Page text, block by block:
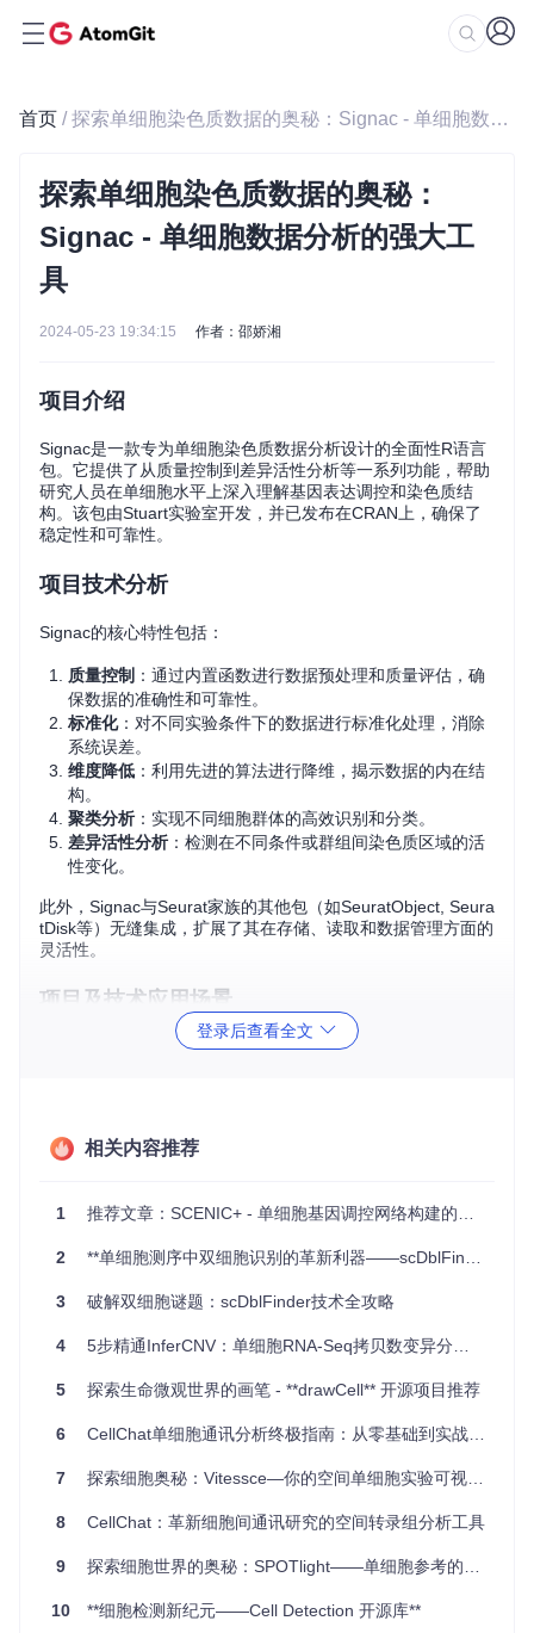
首页 / 探索单细胞染色质数据的奥秘：Signac - 单细胞数据分析的强大工具
探索单细胞染色质数据的奥秘：
Signac - 单细胞数据分析的强大工
具
2024-05-23 19:34:15 作者：邵娇湘
项目介绍
Signac是一款专为单细胞染色质数据分析设计的全面性R语言
包。它提供了从质量控制到差异活性分析等一系列功能，帮助
研究人员在单细胞水平上深入理解基因表达调控和染色质结
构。该包由Stuart实验室开发，并已发布在CRAN上，确保了
稳定性和可靠性。
项目技术分析
Signac的核心特性包括：
质量控制 ：通过内置函数进行数据预处理和质量评估，确
保数据的准确性和可靠性。
标准化：对不同实验条件下的数据进行标准化处理，消除
系统误差。
维度降低 ：利用先进的算法进行降维，揭示数据的内在结
构。
聚类分析：实现不同细胞群体的高效识别和分类。
差异活性分析：检测在不同条件或群组间染色质区域的活
性变化。
此外，Signac与Seurat家族的其他包（如SeuratObject, Seura
tDisk等）无缝集成，扩展了其在存储、读取和数据管理方面的
灵活性。
项目及技术应用场景
Signac广泛应用于生命科学领域，特别是在：
发育生物学：追踪胚胎发育过程中的细胞分化和基因调控。
药物研发：理解和预测药物作用的细胞特异性模式。
异。
项目特点
易用性：Signac提供直观的API和详细文档，方便新手快
速上手。
全面性：覆盖单细胞染色质分析的全部流程，无需额外依
赖多个工具。
社区支持：活跃的开发者社区定期更新和维护，且提供问
可扩展性：与Seurat家族紧密集成，可与其他生物信息学
Signac无疑是你的首选。立即安装并探索这个富有潜力的工
登录后查看全文
相关内容推荐
1 推荐文章：SCENIC+ - 单细胞基因调控网络构建的利器
2 **单细胞测序中双细胞识别的革新利器——scDblFinder**
3 破解双细胞谜题：scDblFinder技术全攻略
4 5步精通InferCNV：单细胞RNA-Seq拷贝数变异分析实战指南
5 探索生命微观世界的画笔 - **drawCell** 开源项目推荐
6 CellChat单细胞通讯分析终极指南：从零基础到实战精通
7 探索细胞奥秘：Vitessce—你的空间单细胞实验可视化利器
8 CellChat：革新细胞间通讯研究的空间转录组分析工具
9 探索细胞世界的奥秘：SPOTlight——单细胞参考的混合物解析工具
10 **细胞检测新纪元——Cell Detection 开源库**